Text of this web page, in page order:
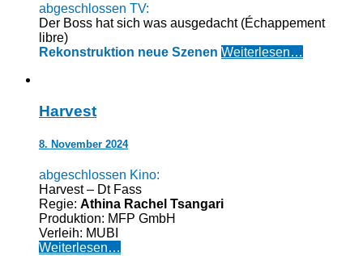
abgeschlossen TV:
Der Boss hat sich was ausgedacht (Échappement
libre)
Rekonstruktion neue Szenen Weiterlesen…
Harvest
8. November 2024
abgeschlossen Kino:
Harvest – Dt Fass
Regie: Athina Rachel Tsangari
Produktion: MFP GmbH
Verleih: MUBI
Weiterlesen…